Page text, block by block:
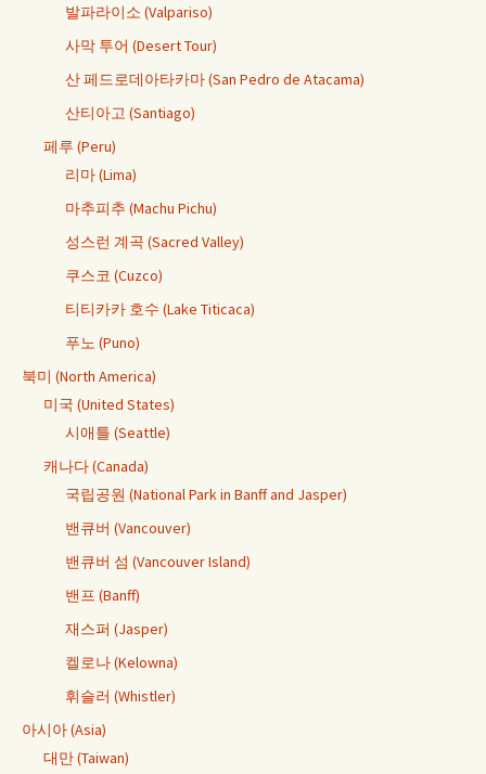
발파라이소 (Valpariso)
사막 투어 (Desert Tour)
산 페드로데아타카마 (San Pedro de Atacama)
산티아고 (Santiago)
페루 (Peru)
리마 (Lima)
마추피추 (Machu Pichu)
성스런 계곡 (Sacred Valley)
쿠스코 (Cuzco)
티티카카 호수 (Lake Titicaca)
푸노 (Puno)
북미 (North America)
미국 (United States)
시애틀 (Seattle)
캐나다 (Canada)
국립공원 (National Park in Banff and Jasper)
밴큐버 (Vancouver)
밴큐버 섬 (Vancouver Island)
밴프 (Banff)
재스퍼 (Jasper)
켈로나 (Kelowna)
휘슬러 (Whistler)
아시아 (Asia)
대만 (Taiwan)